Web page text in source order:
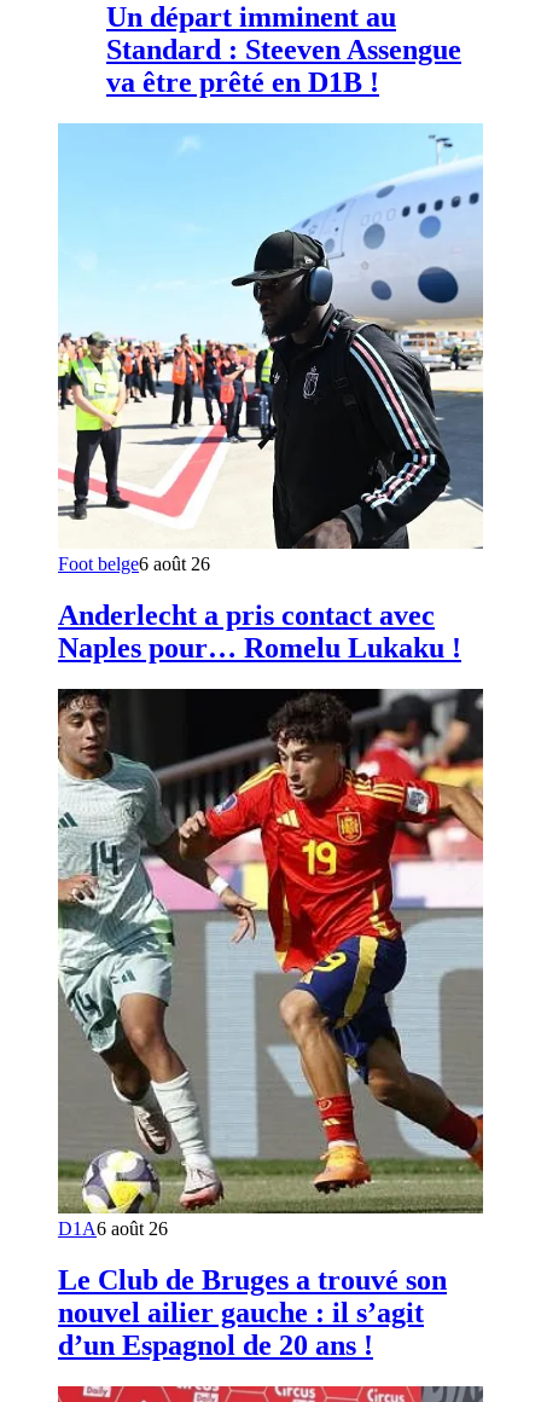
Un départ imminent au
Standard : Steeven Assengue
va être prêté en D1B !
Foot belge6 août 26
Anderlecht a pris contact avec
Naples pour… Romelu Lukaku !
D1A6 août 26
Le Club de Bruges a trouvé son
nouvel ailier gauche : il s’agit
d’un Espagnol de 20 ans !